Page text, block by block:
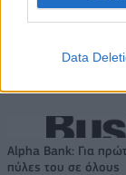
Data
18η συνεχόμενη
Alpha Bank: Για
πύλες του σε όλους